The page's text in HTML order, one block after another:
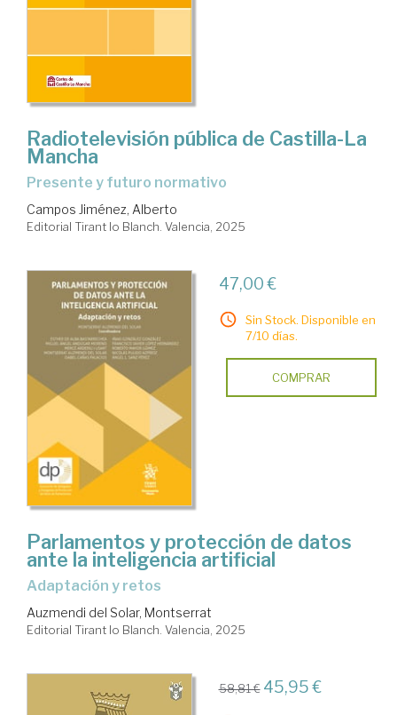
Radiotelevisión pública de Castilla-La
Mancha
Presente y futuro normativo
Campos Jiménez, Alberto
Editorial Tirant lo Blanch. Valencia, 2025
47,00 €
Sin Stock. Disponible en
7/10 días.
COMPRAR
Parlamentos y protección de datos
ante la inteligencia artificial
Adaptación y retos
Auzmendi del Solar, Montserrat
Editorial Tirant lo Blanch. Valencia, 2025
58,81 € 45,95 €